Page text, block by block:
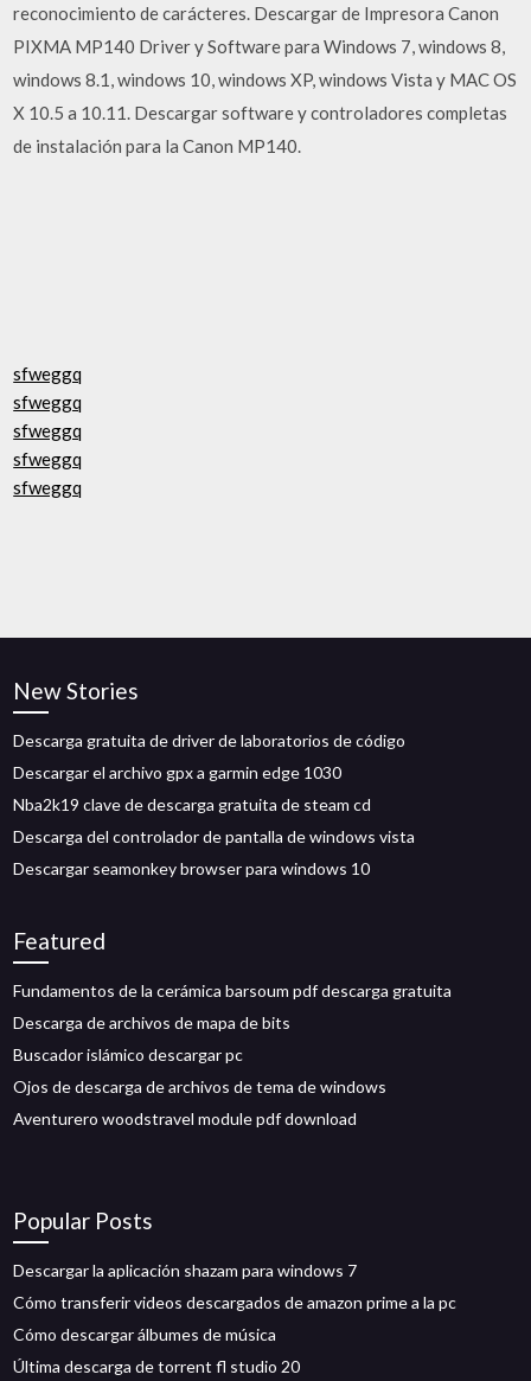
reconocimiento de carácteres. Descargar de Impresora Canon
PIXMA MP140 Driver y Software para Windows 7, windows 8,
windows 8.1, windows 10, windows XP, windows Vista y MAC OS
X 10.5 a 10.11. Descargar software y controladores completas
de instalación para la Canon MP140.
sfweggq
sfweggq
sfweggq
sfweggq
sfweggq
New Stories
Descarga gratuita de driver de laboratorios de código
Descargar el archivo gpx a garmin edge 1030
Nba2k19 clave de descarga gratuita de steam cd
Descarga del controlador de pantalla de windows vista
Descargar seamonkey browser para windows 10
Featured
Fundamentos de la cerámica barsoum pdf descarga gratuita
Descarga de archivos de mapa de bits
Buscador islámico descargar pc
Ojos de descarga de archivos de tema de windows
Aventurero woodstravel module pdf download
Popular Posts
Descargar la aplicación shazam para windows 7
Cómo transferir videos descargados de amazon prime a la pc
Cómo descargar álbumes de música
Última descarga de torrent fl studio 20